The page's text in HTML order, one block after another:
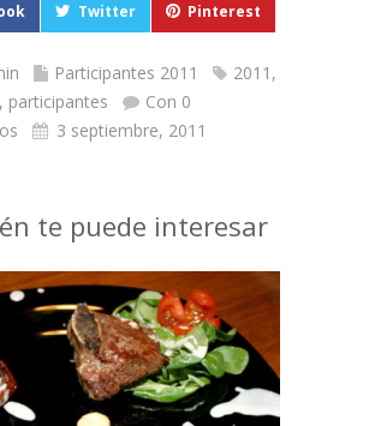
Twitter Pinterest
Participantes 2011 2011 ,
, participantes
Con 0
3 septiembre, 2011
te puede interesar